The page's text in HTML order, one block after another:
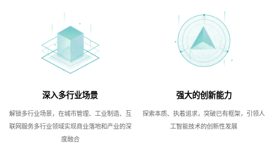
深入多行业场景
解锁多行业场景，在城市管理、工业制造、互
联网服务多行业领域实现商业落地和产业的深
度融合
强大的创新能力
探索本质、执着追求，突破已有框架，引领人
工智能技术的创新性发展